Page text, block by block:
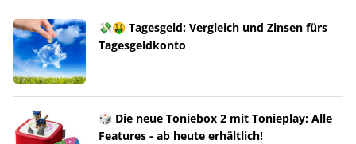
💸🤑 Tagesgeld: Vergleich und Zinsen fürs
Tagesgeldkonto
🎲 Die neue Toniebox 2 mit Tonieplay: Alle
Features - ab heute erhältlich!